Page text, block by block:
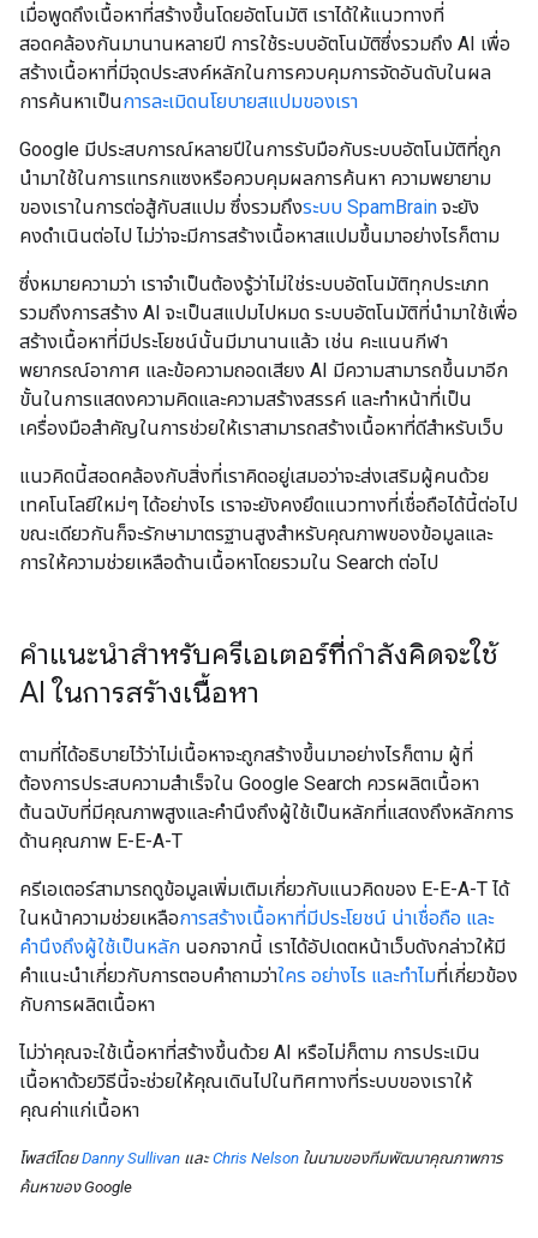
เมื่อพูดถึงเนื้อหาที่สร้างขึ้นโดยอัตโนมัติ เราได้ให้แนวทางที่
สอดคล้องกันมานานหลายปี การใช้ระบบอัตโนมัติซึ่งรวมถึง AI เพื่อ
สร้างเนื้อหาที่มีจุดประสงค์หลักในการควบคุมการจัดอันดับในผล
การค้นหาเป็นการละเมิดนโยบายสแปมของเรา
Google มีประสบการณ์หลายปีในการรับมือกับระบบอัตโนมัติที่ถูก
นำมาใช้ในการแทรกแซงหรือควบคุมผลการค้นหา ความพยายาม
ของเราในการต่อสู้กับสแปม ซึ่งรวมถึงระบบ SpamBrain จะยัง
คงดําเนินต่อไป ไม่ว่าจะมีการสร้างเนื้อหาสแปมขึ้นมาอย่างไรก็ตาม
ซึ่งหมายความว่า เราจำเป็นต้องรู้ว่าไม่ใช่ระบบอัตโนมัติทุกประเภท
รวมถึงการสร้าง AI จะเป็นสแปมไปหมด ระบบอัตโนมัติที่นำมาใช้เพื่อ
สร้างเนื้อหาที่มีประโยชน์นั้นมีมานานแล้ว เช่น คะแนนกีฬา
พยากรณ์อากาศ และข้อความถอดเสียง AI มีความสามารถขึ้นมาอีก
ขั้นในการแสดงความคิดและความสร้างสรรค์ และทําหน้าที่เป็น
เครื่องมือสําคัญในการช่วยให้เราสามารถสร้างเนื้อหาที่ดีสําหรับเว็บ
แนวคิดนี้สอดคล้องกับสิ่งที่เราคิดอยู่เสมอว่าจะส่งเสริมผู้คนด้วย
เทคโนโลยีใหม่ๆ ได้อย่างไร เราจะยังคงยึดแนวทางที่เชื่อถือได้นี้ต่อไป
ขณะเดียวกันก็จะรักษามาตรฐานสูงสำหรับคุณภาพของข้อมูลและ
การให้ความช่วยเหลือด้านเนื้อหาโดยรวมใน Search ต่อไป
คำแนะนำสำหรับครีเอเตอร์ที่กำลังคิดจะใช้
AI ในการสร้างเนื้อหา
ตามที่ได้อธิบายไว้ว่าไม่เนื้อหาจะถูกสร้างขึ้นมาอย่างไรก็ตาม ผู้ที่
ต้องการประสบความสําเร็จใน Google Search ควรผลิตเนื้อหา
ต้นฉบับที่มีคุณภาพสูงและคำนึงถึงผู้ใช้เป็นหลักที่แสดงถึงหลักการ
ด้านคุณภาพ E-E-A-T
ครีเอเตอร์สามารถดูข้อมูลเพิ่มเติมเกี่ยวกับแนวคิดของ E-E-A-T ได้
ในหน้าความช่วยเหลือการสร้างเนื้อหาที่มีประโยชน์ น่าเชื่อถือ และ
คำนึงถึงผู้ใช้เป็นหลัก นอกจากนี้ เราได้อัปเดตหน้าเว็บดังกล่าวให้มี
คำแนะนำเกี่ยวกับการตอบคำถามว่าใคร อย่างไร และทําไมที่เกี่ยวข้อง
กับการผลิตเนื้อหา
ไม่ว่าคุณจะใช้เนื้อหาที่สร้างขึ้นด้วย AI หรือไม่ก็ตาม การประเมิน
เนื้อหาด้วยวิธีนี้จะช่วยให้คุณเดินไปในทิศทางที่ระบบของเราให้
คุณค่าแก่เนื้อหา
โพสต์โดยDanny Sullivan และChris Nelson ในนามของทีมพัฒนาคุณภาพการ
ค้นหาของ Google